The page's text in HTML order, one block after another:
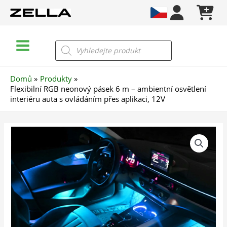
Menu
Products
search
Domů
Produkty
Flexibilní RGB neonový pásek 6 m – ambientní osvětlení
interiéru auta s ovládáním přes aplikaci, 12V
pásek
6
m
ambientní